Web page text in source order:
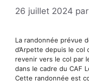
26 juillet 2024 par
La randonnée prévue
d’Arpette depuis le col
revenir vers le col par
dans le cadre du CAF
Cette randonnée est